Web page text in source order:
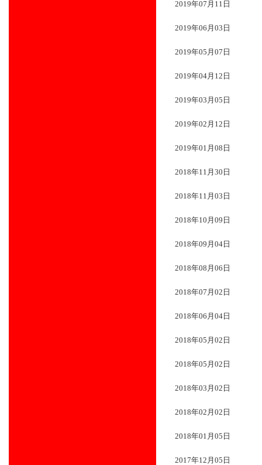
2019年07月11日
2019年06月03日
2019年05月07日
2019年04月12日
2019年03月05日
2019年02月12日
2019年01月08日
2018年11月30日
2018年11月03日
2018年10月09日
2018年09月04日
2018年08月06日
2018年07月02日
2018年06月04日
2018年05月02日
2018年05月02日
2018年03月02日
2018年02月02日
2018年01月05日
2017年12月05日